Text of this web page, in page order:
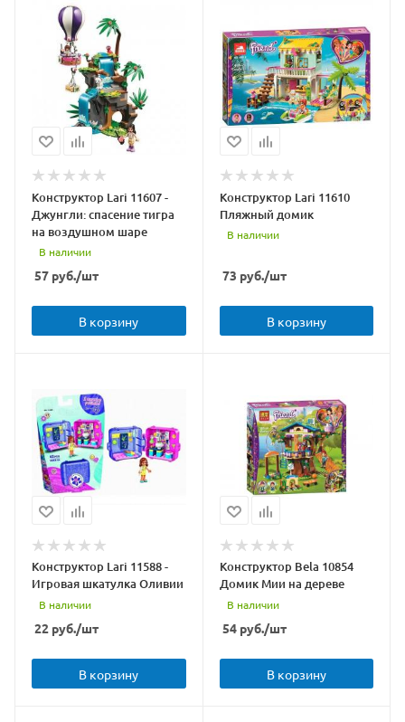
Конструктор Lari 11607 -
Джунгли: спасение тигра
на воздушном шаре
В наличии
57 руб./шт
В корзину
Конструктор Lari 11610
Пляжный домик
В наличии
73 руб./шт
В корзину
Конструктор Lari 11588 -
Игровая шкатулка Оливии
В наличии
22 руб./шт
В корзину
Конструктор Bela 10854
Домик Мии на дереве
В наличии
54руб./шт
В корзину